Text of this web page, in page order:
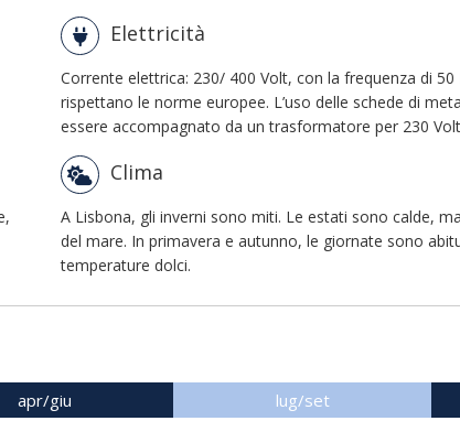
Elettricità
Corrente elettrica: 230/ 400 Volt, con la frequenza di
rispettano le norme europee. L’uso delle schede di
essere accompagnato da un trasformatore per 230
Clima
A Lisbona, gli inverni sono miti. Le estati sono calde,
del mare. In primavera e autunno, le giornate sono
temperature dolci.
apr/giu lug/set